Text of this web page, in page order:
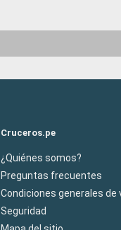
Cruceros.pe
¿Quiénes somos?
Preguntas frecuentes
Condiciones generales de
Seguridad